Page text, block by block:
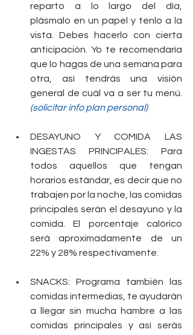
reparto a lo largo del día,
plásmalo en un papel y tenlo a la
vista. Debes hacerlo con cierta
anticipación. Yo te recomendaría
que lo hagas de una semana para
otra, así tendrás una visión
(solicitar info plan personal)
DESAYUNO Y COMIDA LAS
INGESTAS PRINCIPALES: Para
todos aquellos que tengan
horarios estándar, es decir que no
trabajen por la noche, las comidas
principales serán el desayuno y la
comida. El porcentaje calórico
será aproximadamente de un
22% y 28% respectivamente.
SNACKS: Programa también las
comidas intermedias, te ayudarán
a llegar sin mucha hambre a las
comidas principales y así serás